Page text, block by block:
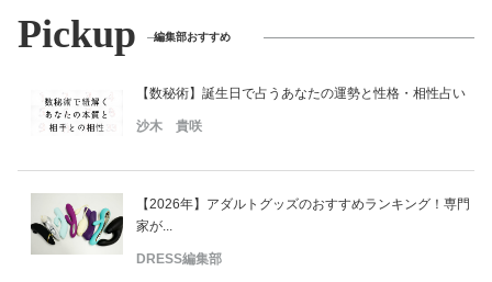
Pickup 編集部おすすめ
【数秘術】誕生日で占うあなたの運勢と性格・相性占い
沙木 貴咲
【2026年】アダルトグッズのおすすめランキング！専門
家が...
DRESS編集部